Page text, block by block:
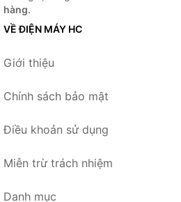
hàng.
VỀ ĐIỆN MÁY HC
Giới thiệu
Chính sách bảo mật
Điều khoản sử dụng
Miễn trừ trách nhiệm
Danh mục